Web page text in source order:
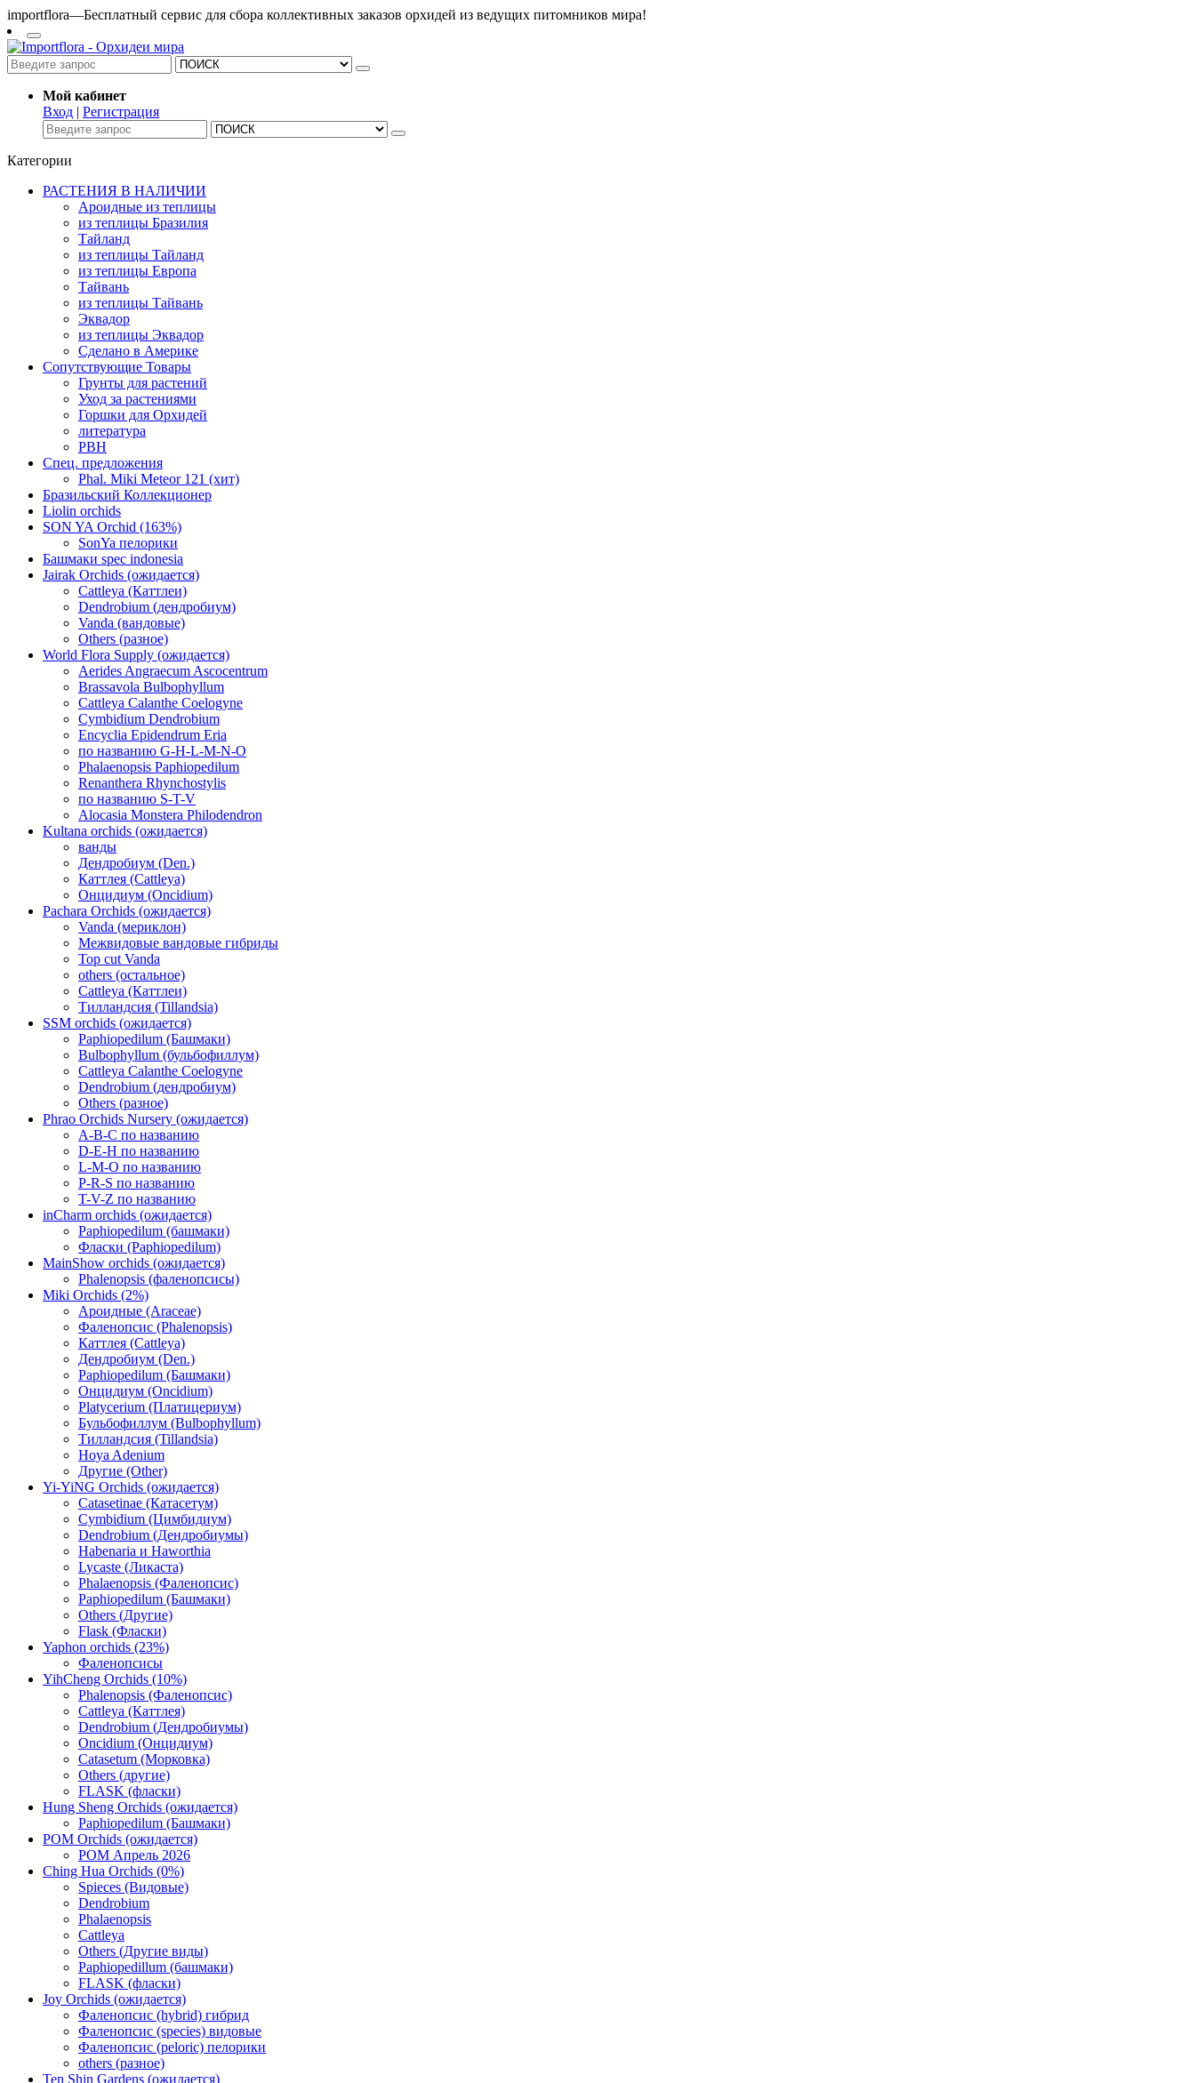
importflora—Бесплатный сервис для сбора коллективных заказов орхидей из ведущих питомников мира!
Мой кабинет
Вход | Регистрация
Категории
РАСТЕНИЯ В НАЛИЧИИ
Ароидные из теплицы
из теплицы Бразилия
Тайланд
из теплицы Тайланд
из теплицы Европа
Тайвань
из теплицы Тайвань
Эквадор
из теплицы Эквадор
Сделано в Америке
Сопутствующие Товары
Грунты для растений
Уход за растениями
Горшки для Орхидей
литература
РВН
Спец. предложения
Phal. Miki Meteor 121 (хит)
Бразильский Коллекционер
Liolin orchids
SON YA Orchid (163%)
SonYa пелорики
Башмаки spec indonesia
Jairak Orchids (ожидается)
Cattleya (Каттлеи)
Dendrobium (дендробиум)
Vanda (вандовые)
Others (разное)
World Flora Supply (ожидается)
Aerides Angraecum Ascocentrum
Brassavola Bulbophyllum
Cattleya Calanthe Coelogyne
Cymbidium Dendrobium
Encyclia Epidendrum Eria
по названию G-H-L-M-N-O
Phalaenopsis Paphiopedilum
Renanthera Rhynchostylis
по названию S-T-V
Alocasia Monstera Philodendron
Kultana orchids (ожидается)
ванды
Дендробиум (Den.)
Каттлея (Cattleya)
Онцидиум (Oncidium)
Pachara Orchids (ожидается)
Vanda (мериклон)
Межвидовые вандовые гибриды
Top cut Vanda
others (остальное)
Cattleya (Каттлеи)
Тилландсия (Tillandsia)
SSM orchids (ожидается)
Paphiopedilum (Башмаки)
Bulbophyllum (бульбофиллум)
Cattleya Calanthe Coelogyne
Dendrobium (дендробиум)
Others (разное)
Phrao Orchids Nursery (ожидается)
A-B-C по названию
D-E-H по названию
L-M-O по названию
P-R-S по названию
T-V-Z по названию
inCharm orchids (ожидается)
Paphiopedilum (башмаки)
Фласки (Paphiopedilum)
MainShow orchids (ожидается)
Phalenopsis (фаленопсисы)
Miki Orchids (2%)
Ароидные (Araceae)
Фаленопсис (Phalenopsis)
Каттлея (Cattleya)
Дендробиум (Den.)
Paphiopedilum (Башмаки)
Онцидиум (Oncidium)
Platycerium (Платицериум)
Бульбофиллум (Bulbophyllum)
Тилландсия (Tillandsia)
Hoya Adenium
Другие (Other)
Yi-YiNG Orchids (ожидается)
Catasetinae (Катасетум)
Cymbidium (Цимбидиум)
Dendrobium (Дендробиумы)
Habenaria и Haworthia
Lycaste (Ликаста)
Phalaenopsis (Фаленопсис)
Paphiopedilum (Башмаки)
Others (Другие)
Flask (Фласки)
Yaphon orchids (23%)
Фаленопсисы
YihCheng Orchids (10%)
Phalenopsis (Фаленопсис)
Cattleya (Каттлея)
Dendrobium (Дендробиумы)
Oncidium (Онцидиум)
Catasetum (Морковка)
Others (другие)
FLASK (фласки)
Hung Sheng Orchids (ожидается)
Paphiopedilum (Башмаки)
POM Orchids (ожидается)
POM Апрель 2026
Ching Hua Orchids (0%)
Spieces (Видовые)
Dendrobium
Phalaenopsis
Cattleya
Others (Другие виды)
Paphiopedillum (башмаки)
FLASK (фласки)
Joy Orchids (ожидается)
Фаленопсис (hybrid) гибрид
Фаленопсис (species) видовые
Фаленопсис (peloric) пелорики
others (разное)
Ten Shin Gardens (ожидается)